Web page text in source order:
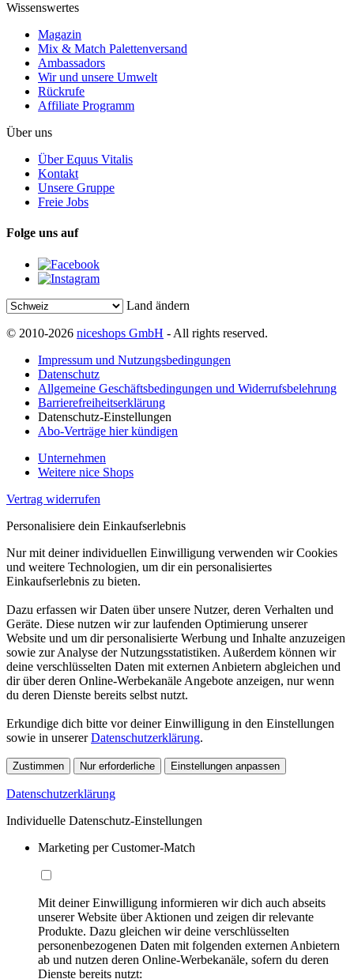
Wissenswertes
Magazin
Mix & Match Palettenversand
Ambassadors
Wir und unsere Umwelt
Rückrufe
Affiliate Programm
Über uns
Über Equus Vitalis
Kontakt
Unsere Gruppe
Freie Jobs
Folge uns auf
Land ändern
© 2010-2026 niceshops GmbH - All rights reserved.
Impressum und Nutzungsbedingungen
Datenschutz
Allgemeine Geschäftsbedingungen und Widerrufsbelehrung
Barrierefreiheitserklärung
Datenschutz-Einstellungen
Abo-Verträge hier kündigen
Unternehmen
Weitere nice Shops
Vertrag widerrufen
Personalisiere dein Einkaufserlebnis
Nur mit deiner individuellen Einwilligung verwenden wir Cookies
und weitere Technologien, um dir ein personalisiertes
Einkaufserlebnis zu bieten.
Dazu erfassen wir Daten über unsere Nutzer, deren Verhalten und
Geräte. Diese nutzen wir zur laufenden Optimierung unserer
Website und um dir personalisierte Werbung und Inhalte anzuzeigen
sowie zur Analyse der Nutzungsstatistiken. Außerdem können wir
deine verschlüsselten Daten mit externen Anbietern abgleichen und
dir über deren Online-Werbekanäle Angebote anzeigen, nur wenn
du deren Dienste bereits selbst nutzt.
Erkundige dich bitte vor deiner Einwilligung in den Einstellungen
sowie in unsererDatenschutzerklärung.
Zustimmen Nur erforderliche Einstellungen anpassen
Datenschutzerklärung
Individuelle Datenschutz-Einstellungen
Marketing per Customer-Match
Mit deiner Einwilligung informieren wir dich auch abseits
unserer Website über Aktionen und zeigen dir relevante
Produkte. Dazu gleichen wir deine verschlüsselten
personenbezogenen Daten mit folgenden externen Anbietern
ab und nutzen deren Online-Werbekanäle, sofern du deren
Dienste bereits nutzt: